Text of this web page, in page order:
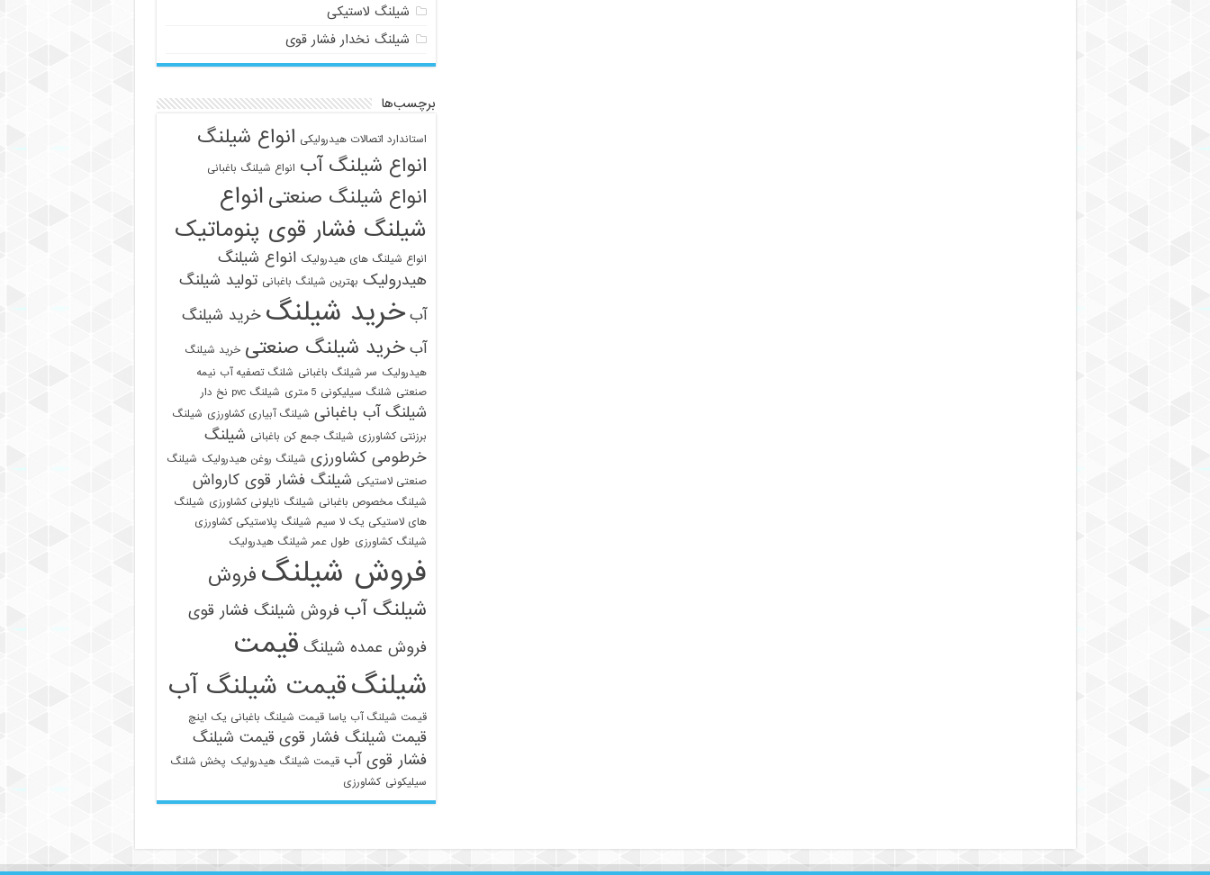
شیلنگ لاستیکی
شیلنگ نخدار فشار قوی
برچسب‌ها
استاندارد اتصالات هیدرولیکی انواع شیلنگ
انواع شیلنگ آب انواع شیلنگ باغبانی
انواع شیلنگ صنعتی انواع
شیلنگ فشار قوی پنوماتیک
انواع شیلنگ های هیدرولیک انواع شیلنگ
هیدرولیک بهترین شیلنگ باغبانی تولید شیلنگ
آب خرید شیلنگ خرید شیلنگ
آب خرید شیلنگ صنعتی خرید شیلنگ
هیدرولیک سر شیلنگ باغبانی شلنگ تصفیه آب نیمه
صنعتی شلنگ سیلیکونی 5 متری شیلنگ pvc نخ دار
شیلنگ آب باغبانی شیلنگ آبیاری کشاورزی شیلنگ
برزنتی کشاورزی شیلنگ جمع کن باغبانی شیلنگ
خرطومی کشاورزی شیلنگ روغن هیدرولیک شیلنگ
صنعتی لاستیکی شیلنگ فشار قوی کارواش
شیلنگ مخصوص باغبانی شیلنگ نایلونی کشاورزی شیلنگ
های لاستیکی یک لا سیم شیلنگ پلاستیکی کشاورزی
شیلنگ کشاورزی طول عمر شیلنگ هیدرولیک
فروش شیلنگ فروش
شیلنگ آب فروش شیلنگ فشار قوی
فروش عمده شیلنگ قیمت
شیلنگقیمت شیلنگ آب
قیمت شیلنگ آب یاسا قیمت شیلنگ باغبانی یک اینچ
قیمت شیلنگ فشار قوی قیمت شیلنگ
فشار قوی آب قیمت شیلنگ هیدرولیک پخش شلنگ
سیلیکونی کشاورزی